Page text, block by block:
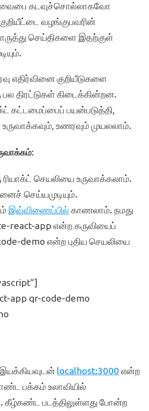
வைபை கடவுச்சொல்லாகவோ
வழங்குபவரின்
செய்திகளை இதற்குள்
எதிர்வினை குறியீடுகளை
பல திரட்டுகள் கிடைக்கின்றன.
கட்டமைப்பைப் பயன்படுத்தி,
உணரவும் முயலலாம்.
ரியாக்ட் செயலியை உருவாக்கலாம்.
செய்யமுடியும்.
இவ்விணைப்பில் காணலாம். நமது
react-app என்ற கருவியைப்
demo என்ற புதிய செயலியை
app qr-code-demo
localhost:3000 என்ற
பக்கம் உலாவியில்
கீழ்கண்ட படத்திலுள்ளது போன்ற